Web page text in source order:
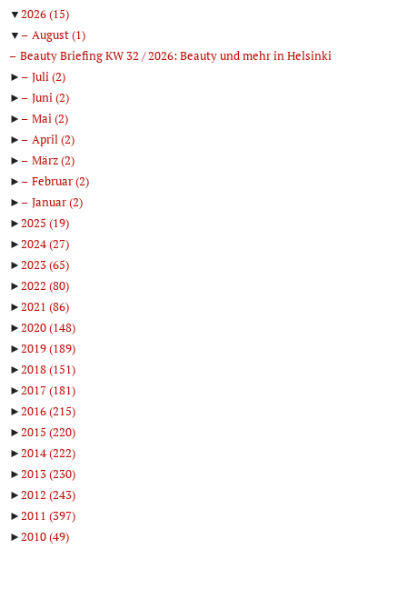
▼2026(15)
▼
August(1)
Beauty Briefing KW 32 / 2026: Beauty und mehr in Helsinki
►
Juli(2)
►
Juni(2)
►
Mai(2)
►
April(2)
►
März(2)
►
Februar(2)
►
Januar(2)
►2025 (19)
►2024(27)
►2023(65)
►2022 (80)
►2021 (86)
►2020(148)
►2019(189)
►2018(151)
►2017(181)
►2016(215)
►2015 (220)
►2014(222)
►2013(230)
►2012 (243)
►2011 (397)
►2010(49)